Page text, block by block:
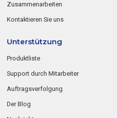
Zusammenarbeiten
Kontaktieren Sie uns
Unterstützung
Produktliste
Support durch Mitarbeiter
Auftragsverfolgung
Der Blog